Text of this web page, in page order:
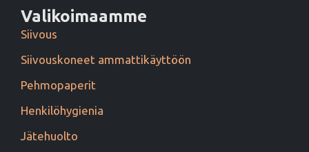
Valikoimaamme
Siivous
Siivouskoneet ammattikäyttöön
Pehmopaperit
Henkilöhygienia
Jätehuolto